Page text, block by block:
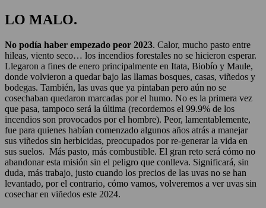
LO MALO.
No podía haber empezado peor 2023. Calor, mucho pasto entre
hileas, viento seco… los incendios forestales no se hicieron esperar.
Llegaron a fines de enero principalmente en Itata, Biobío y Maule,
donde volvieron a quedar bajo las llamas bosques, casas, viñedos y
bodegas. También, las uvas que ya pintaban pero aún no se
cosechaban quedaron marcadas por el humo. No es la primera vez
que pasa, tampoco será la última (recordemos el 99.9% de los
incendios son provocados por el hombre). Peor, lamentablemente,
fue para quienes habían comenzado algunos años atrás a manejar
sus viñedos sin herbicidas, preocupados por re-generar la vida en
sus suelos. Más pasto, más combustible. El gran reto será cómo no
abandonar esta misión sin el peligro que conlleva. Significará, sin
duda, más trabajo, justo cuando los precios de las uvas no se han
levantado, por el contrario, cómo vamos, volveremos a ver uvas sin
cosechar en viñedos este 2024.